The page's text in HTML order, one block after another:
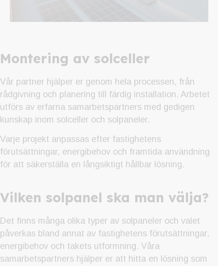
Montering av solceller
Vår partner hjälper er genom hela processen, från
rådgivning och planering till färdig installation. Arbetet
utförs av erfarna samarbetspartners med gedigen
kunskap inom solceller och solpaneler.
Varje projekt anpassas efter fastighetens
förutsättningar, energibehov och framtida användning
för att säkerställa en långsiktigt hållbar lösning.
Vilken solpanel ska man välja?
Det finns många olika typer av solpaneler och valet
påverkas bland annat av fastighetens förutsättningar,
energibehov och takets utformning. Våra
samarbetspartners hjälper er att hitta en lösning som